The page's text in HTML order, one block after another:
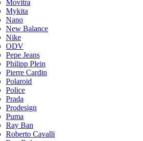
Movitra
Mykita
Nano
New Balance
Nike
ODV
Pepe Jeans
Philipp Plein
Pierre Cardin
Polaroid
Police
Prada
Prodesign
Puma
Ray Ban
Roberto Cavalli